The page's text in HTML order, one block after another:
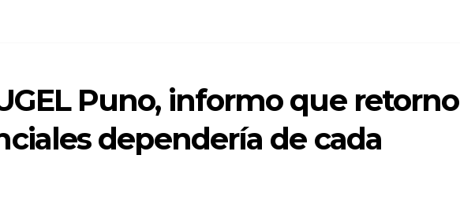
Puno, informo que retorno
dependería de cada